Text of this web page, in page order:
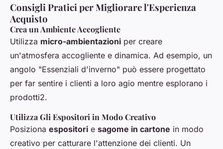
Consigli Pratici per Migliorare l'Esperienza
Acquisto
Crea un Ambiente Accogliente
Utilizza micro-ambientazioni per creare
un'atmosfera accogliente e dinamica. Ad esempio, un
angolo "Essenziali d'inverno" può essere progettato
per far sentire i clienti a loro agio mentre esplorano i
prodotti2.
Utilizza Gli Espositori in Modo Creativo
Posiziona espositori e sagome in cartone in modo
creativo per catturare l'attenzione dei clienti. Un